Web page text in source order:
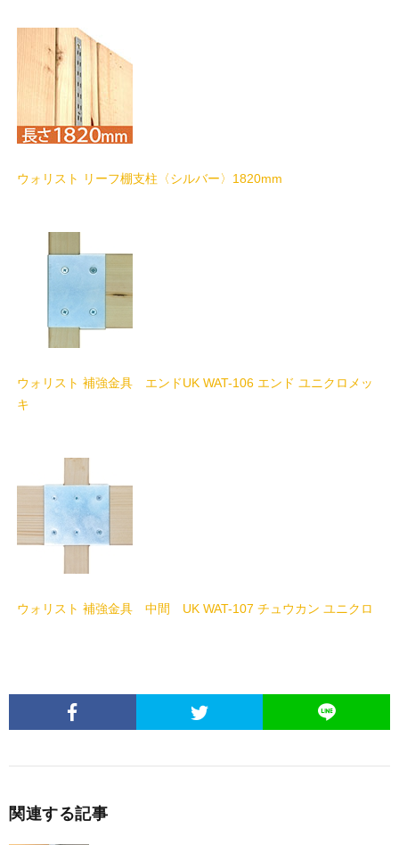
ウォリスト リーフ棚支柱〈シルバー〉1820mm
ウォリスト 補強金具 エンドUK WAT-106 エンド ユニクロメッ
キ
ウォリスト 補強金具 中間 UK WAT-107 チュウカン ユニクロ
関連する記事